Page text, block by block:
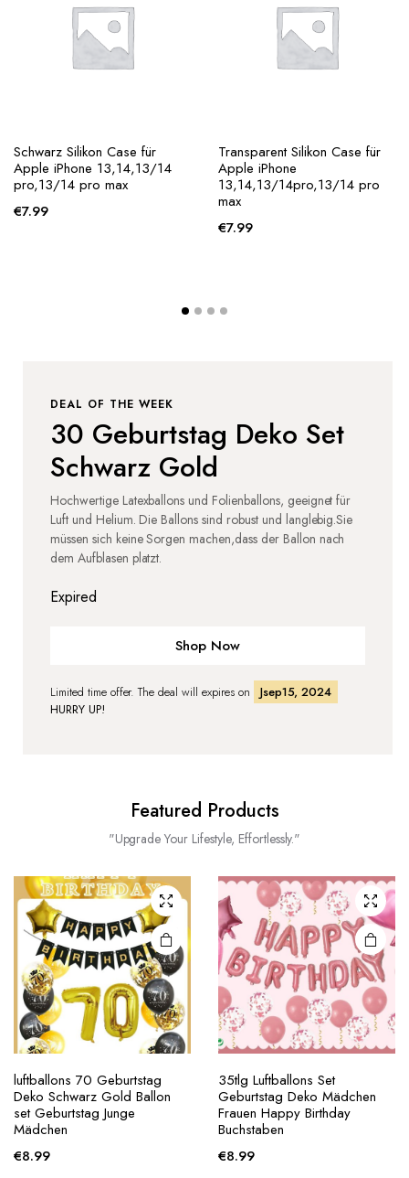
Schwarz Silikon Case für
Apple iPhone 13,14,13/14
pro,13/14 pro max
€7.99
Transparent Silikon Case für
Apple iPhone
13,14,13/14pro,13/14 pro
max
€7.99
DEAL OF THE WEEK
30 Geburtstag Deko Set
Schwarz Gold
Hochwertige Latexballons und Folienballons, geeignet für
Luft und Helium. Die Ballons sind robust und langlebig.Sie
müssen sich keine Sorgen machen,dass der Ballon nach
dem Aufblasen platzt.
Expired
Shop Now
Limited time offer. The deal will expires on
Jsep15, 2024
HURRY UP!
Featured Products
"Upgrade Your Lifestyle, Effortlessly."
luftballons 70 Geburtstag
Deko Schwarz Gold Ballon
set Geburtstag Junge
Mädchen
€8.99
35tlg Luftballons Set
Geburtstag Deko Mädchen
Frauen Happy Birthday
Buchstaben
€8.99